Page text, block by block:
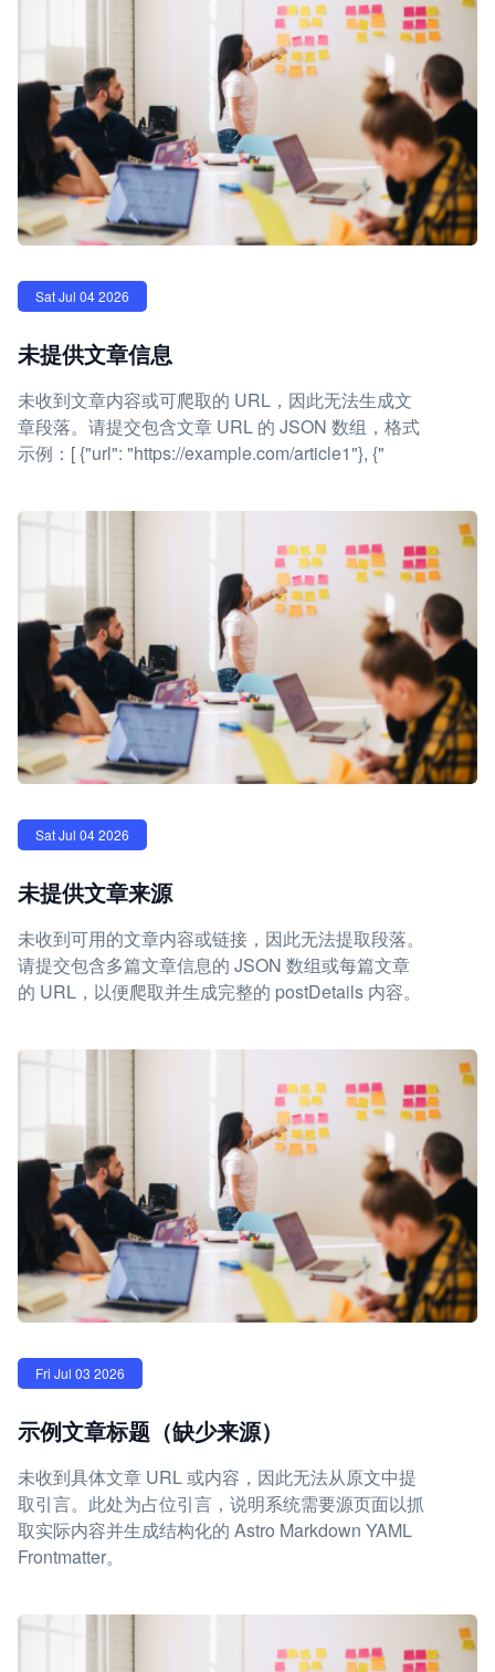
Sat Jul 04 2026
未提供文章信息
未收到文章内容或可爬取的 URL，因此无法生成文
章段落。请提交包含文章 URL 的 JSON 数组，格式
示例：[ {"url": "https://example.com/article1"}, {"
Sat Jul 04 2026
未提供文章来源
未收到可用的文章内容或链接，因此无法提取段落。
请提交包含多篇文章信息的 JSON 数组或每篇文章
的 URL，以便爬取并生成完整的 postDetails 内容。
Fri Jul 03 2026
示例文章标题（缺少来源）
未收到具体文章 URL 或内容，因此无法从原文中提
取引言。此处为占位引言，说明系统需要源页面以抓
取实际内容并生成结构化的 Astro Markdown YAML
Frontmatter。